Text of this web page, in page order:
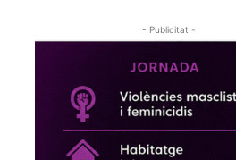
- Publicitat -